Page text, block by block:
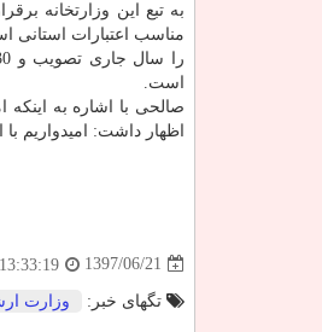
به تبع این وزارتخانه
مناسب اعتبارات استانی
است.
اظهار داشت: امیدواریم
1397/06/21
13:33:19
تگهای خبر: وزارت